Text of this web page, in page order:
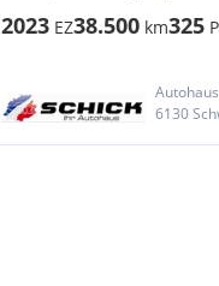
2023 EZ38.500 km325
6130